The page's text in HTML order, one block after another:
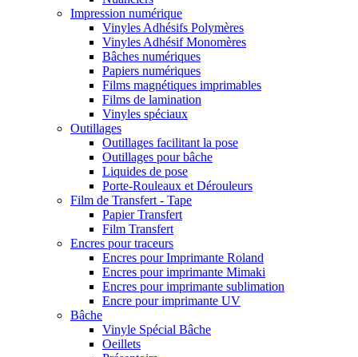
Impression numérique
Vinyles Adhésifs Polymères
Vinyles Adhésif Monomères
Bâches numériques
Papiers numériques
Films magnétiques imprimables
Films de lamination
Vinyles spéciaux
Outillages
Outillages facilitant la pose
Outillages pour bâche
Liquides de pose
Porte-Rouleaux et Dérouleurs
Film de Transfert - Tape
Papier Transfert
Film Transfert
Encres pour traceurs
Encres pour Imprimante Roland
Encres pour imprimante Mimaki
Encres pour imprimante sublimation
Encre pour imprimante UV
Bâche
Vinyle Spécial Bâche
Oeillets